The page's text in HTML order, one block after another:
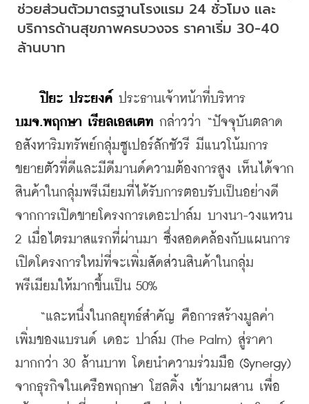
ช่วยส่วนตัวมาตรฐานโรงแรม 24 ชั่วโมง และ
บริการด้านสุขภาพครบวงจร ราคาเริ่ม 30-40
ล้านบาท
ปิยะ ประยงค์
บมจ.พฤกษา เรียลเอสเตท กล่าวว่า “ปัจจุบันตลาด
อสังหาริมทรัพย์กลุ่มซูเปอร์ลักชัวรี มีแนวโน้มการ
ขยายตัวที่ดีและมีดีมานด์ความต้องการสูง เห็นได้จาก
สินค้าในกลุ่มพรีเมียมที่ได้รับการตอบรับเป็นอย่างดี
จากการเปิดขายโครงการเดอะปาล์ม บางนา-วงแหวน
2 เมื่อไตรมาสแรกที่ผ่านมา ซึ่งสอดคล้องกับแผนการ
เปิดโครงการใหม่ที่จะเพิ่มสัดส่วนสินค้าในกลุ่ม
พรีเมียมให้มากขึ้นเป็น 50%
“และหนึ่งในกลยุทธ์สำคัญ คือการสร้างมูลค่า
เพิ่มของแบรนด์ เดอะ ปาล์ม (The Palm) สู่ราคา
มากกว่า 30 ล้านบาท โดยนำความร่วมมือ (Synergy)
จากธุรกิจในเครือพฤกษา โฮลดิ้ง เข้ามาผสาน เพื่อ